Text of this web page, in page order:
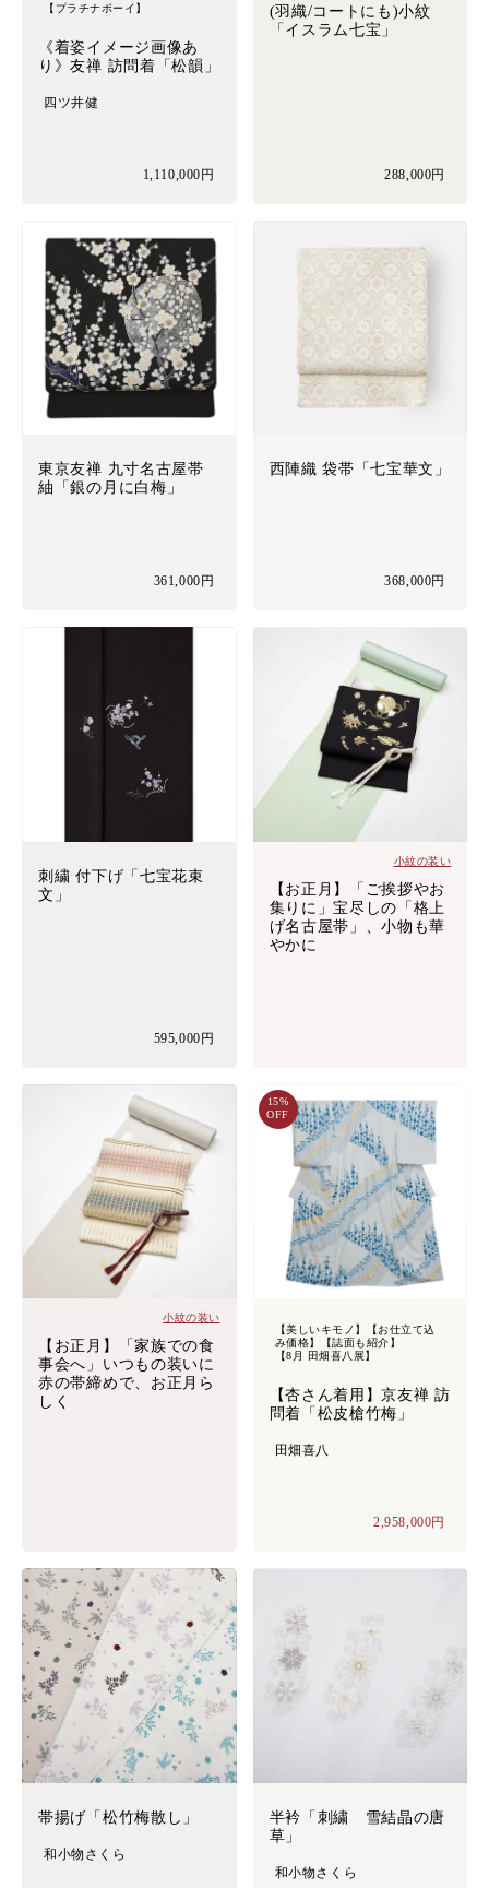
【プラチナボーイ】
《着姿イメージ画像あ
り》友禅 訪問着「松韻」
四ツ井健
1,110,000円
(羽織/コートにも)小紋
「イスラム七宝」
288,000円
東京友禅 九寸名古屋帯
紬「銀の月に白梅」
361,000円
西陣織 袋帯「七宝華文」
368,000円
刺繍 付下げ「七宝花束
文」
595,000円
小紋の装い
【お正月】「ご挨拶やお
集りに」宝尽しの「格上
げ名古屋帯」、小物も華
やかに
小紋の装い
【お正月】「家族での食
事会へ」いつもの装いに
赤の帯締めで、お正月ら
しく
【美しいキモノ】【お仕立て込
み価格】【誌面も紹介】
【8月 田畑喜八展】
【杏さん着用】京友禅 訪
問着「松皮槍竹梅」
田畑喜八
2,958,000円
15%
OFF
帯揚げ「松竹梅散し」
和小物さくら
半衿「刺繍 雪結晶の唐
草」
和小物さくら